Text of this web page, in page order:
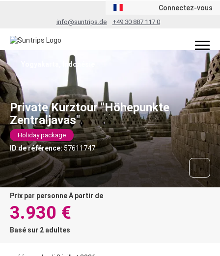
info@suntrips.de +49 30 887 117 0
Connectez-vous
Private Kurztour "Höhepunkte
Zentraljavas"
Holiday package
ID de référence: 57611747
Yogyakarta, Indonésie
prix par personne À partir de
3.930 €
Basé sur 2 adultes